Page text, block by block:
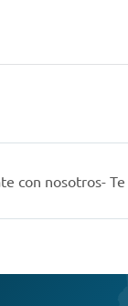
con nosotros-